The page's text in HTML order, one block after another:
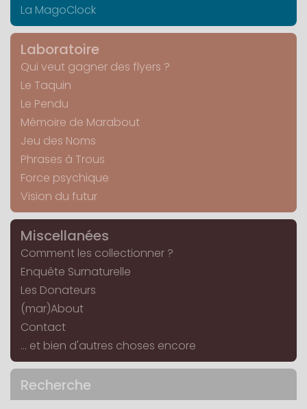
La MagoClock
Laboratoire
Qui veut gagner des flyers ?
Le Taquin
Le Pendu
Mémoire de Marabout
Jeu des Noms
Phrases à Trous
Force psychique
Vision du futur
Miscellanées
Comment les collectionner ?
Enquête Surnaturelle
Les Donateurs
(mar)About
Contact
... et bien d'autres choses encore
Recherche